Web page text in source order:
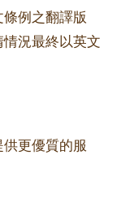
例之翻譯版
況最終以英文
更優質的服